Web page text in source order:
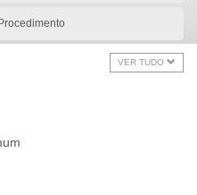
VER TUDO